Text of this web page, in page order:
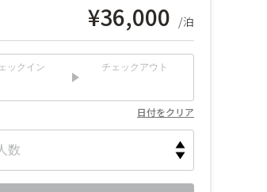
¥36,000 /泊
ックイン チェックアウト
日付をクリア